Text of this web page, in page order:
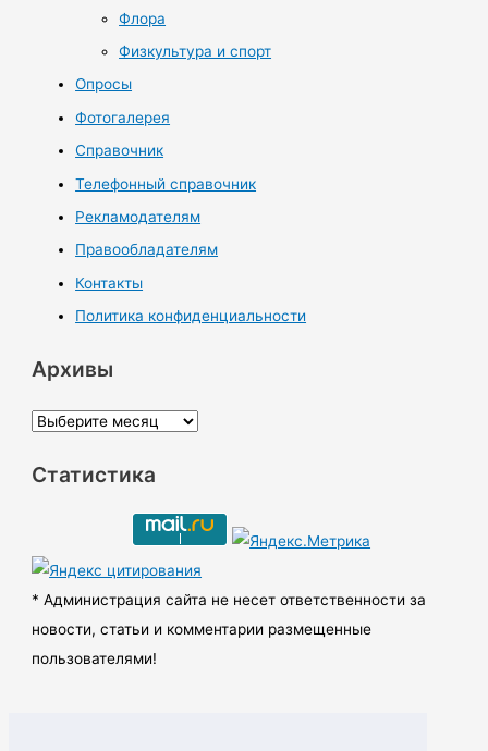
Флора
Физкультура и спорт
Опросы
Фотогалерея
Справочник
Телефонный справочник
Рекламодателям
Правообладателям
Контакты
Политика конфиденциальности
Архивы
А
х
ы
Статистика
* Администрация сайта не несет ответственности за
новости, статьи и комментарии размещенные
пользователями!